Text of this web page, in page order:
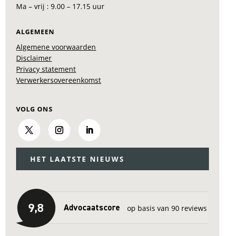
Ma – vrij : 9.00 – 17.15 uur
ALGEMEEN
Algemene voorwaarden
Disclaimer
Privacy statement
Verwerkersovereenkomst
VOLG ONS
HET LAATSTE NIEUWS